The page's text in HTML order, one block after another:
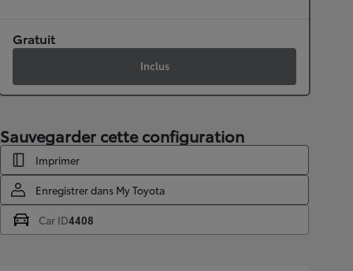
Gratuit
Inclus
Sauvegarder cette configuration
Imprimer
Enregistrer dans My Toyota
Car ID4408